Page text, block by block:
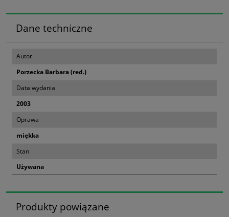
Dane techniczne
Autor
Porzecka Barbara (red.)
Data wydania
2003
Oprawa
miękka
Stan
Używana
Produkty powiązane